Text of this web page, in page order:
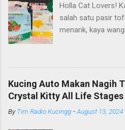
Holla Cat Lovers!
salah satu pasir
menarik, kaya
Haipet
kucing yang
Surya, Indonesia.
bidang produk
Tree Furniture,
Litter, Cat
Kucing Auto Makan Nagih
Crystal Kitty All Life
ByTim Radio Kucingg -August 13, 2024